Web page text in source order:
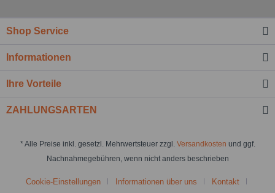
Shop Service
Informationen
Ihre Vorteile
ZAHLUNGSARTEN
* Alle Preise inkl. gesetzl. Mehrwertsteuer zzgl. Versandkosten und ggf.
Nachnahmegebühren, wenn nicht anders beschrieben
Cookie-Einstellungen Informationen über uns Kontakt